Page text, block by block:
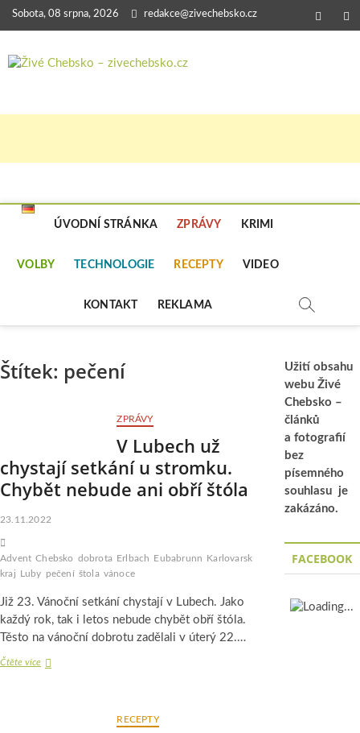
Skip
Sobota, 08 srpna, 2026 redakce@zivechebsko.cz
–
ÚVODNÍ STRÁNKA ZPRÁVY KRIMI
VOLBY TECHNOLOGIE RECEPTY VIDEO
KONTAKT REKLAMA
Štítek: pečení
ZPRÁVY
V Lubech už
chystají setkání u stromku.
Chybět nebude ani obří štóla
23.11.2022
Advent Chebsko dobrota Erlbach Eubabrunn Karlovarský
kraj Luby pečení štola vánoce
Již 23. Vánoční setkání chystají v Lubech. Jako
každý rok, tak i letos nebude chybět obří štóla.
Těsto na vánoční dobrotu zadělali v úterý 22.…
Čtěte víceV
RECEPTY
Užití obsahu
webu Živé
Chebsko –
článků
a fotografií
bez
písemného
souhlasu je
zakázáno.
FACEBOOK